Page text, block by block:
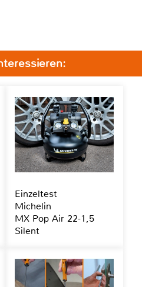
Einzeltest
Michelin
MX Pop Air 22-1,5
Silent